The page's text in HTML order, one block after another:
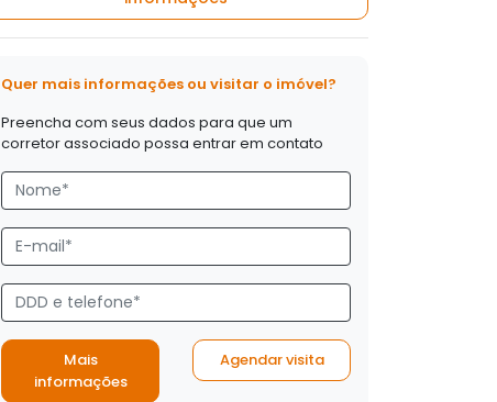
Quer mais informações ou visitar o imóvel?
Preencha com seus dados para que um
corretor associado possa entrar em contato
Mais
informações
Agendar visita